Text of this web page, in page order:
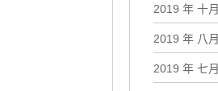
2019 年 十月
2019 年 八月
2019 年 七月